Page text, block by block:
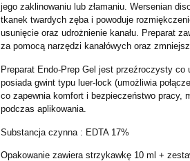
jego zaklinowaniu lub złamaniu. Wersenian
tkanek twardych zęba i powoduje
usunięcie oraz udrożnienie kanału. Preparat
za pomocą narzędzi kanałówych oraz
Preparat Endo-Prep Gel jest przeźroczysty
posiada gwint typu luer-lock (umożliwia
co zapewnia komfort i bezpieczeństwo pracy,
podczas aplikowania.
Substancja czynna : EDTA 17%
Opakowanie zawiera strzykawkę 10 ml +